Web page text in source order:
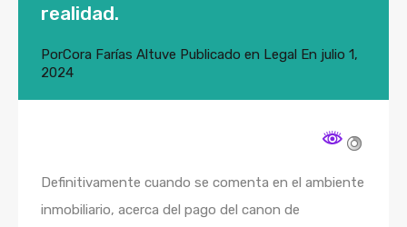
realidad.
PorCora Farías Altuve Publicado en Legal En julio 1,
2024
Definitivamente cuando se comenta en el ambiente
inmobiliario, acerca del pago del canon de